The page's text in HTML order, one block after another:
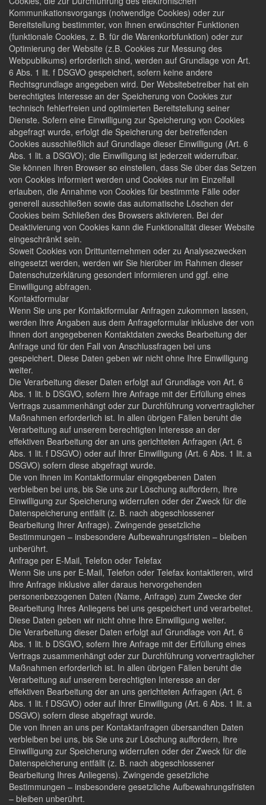
Kommunikationsvorgangs (notwendige Cookies) oder zur
Bereitstellung bestimmter, von Ihnen erwünschter Funktionen
(funktionale Cookies, z. B. für die Warenkorbfunktion) oder zur
Optimierung der Website (z.B. Cookies zur Messung des
Webpublikums) erforderlich sind, werden auf Grundlage von Art.
6 Abs. 1 lit. f DSGVO gespeichert, sofern keine andere
Rechtsgrundlage angegeben wird. Der Websitebetreiber hat ein
berechtigtes Interesse an der Speicherung von Cookies zur
technisch fehlerfreien und optimierten Bereitstellung seiner
Dienste. Sofern eine Einwilligung zur Speicherung von Cookies
abgefragt wurde, erfolgt die Speicherung der betreffenden
Cookies ausschließlich auf Grundlage dieser Einwilligung (Art. 6
Abs. 1 lit. a DSGVO); die Einwilligung ist jederzeit widerrufbar.
Sie können Ihren Browser so einstellen, dass Sie über das Setzen
von Cookies informiert werden und Cookies nur im Einzelfall
erlauben, die Annahme von Cookies für bestimmte Fälle oder
generell ausschließen sowie das automatische Löschen der
Cookies beim Schließen des Browsers aktivieren. Bei der
Deaktivierung von Cookies kann die Funktionalität dieser Website
eingeschränkt sein.
Soweit Cookies von Drittunternehmen oder zu Analysezwecken
eingesetzt werden, werden wir Sie hierüber im Rahmen dieser
Datenschutzerklärung gesondert informieren und ggf. eine
Einwilligung abfragen.
Kontaktformular
Wenn Sie uns per Kontaktformular Anfragen zukommen lassen,
werden Ihre Angaben aus dem Anfrageformular inklusive der von
Ihnen dort angegebenen Kontaktdaten zwecks Bearbeitung der
Anfrage und für den Fall von Anschlussfragen bei uns
gespeichert. Diese Daten geben wir nicht ohne Ihre Einwilligung
weiter.
Die Verarbeitung dieser Daten erfolgt auf Grundlage von Art. 6
Abs. 1 lit. b DSGVO, sofern Ihre Anfrage mit der Erfüllung eines
Vertrags zusammenhängt oder zur Durchführung vorvertraglicher
Maßnahmen erforderlich ist. In allen übrigen Fällen beruht die
Verarbeitung auf unserem berechtigten Interesse an der
effektiven Bearbeitung der an uns gerichteten Anfragen (Art. 6
Abs. 1 lit. f DSGVO) oder auf Ihrer Einwilligung (Art. 6 Abs. 1 lit. a
DSGVO) sofern diese abgefragt wurde.
Die von Ihnen im Kontaktformular eingegebenen Daten
verbleiben bei uns, bis Sie uns zur Löschung auffordern, Ihre
Einwilligung zur Speicherung widerrufen oder der Zweck für die
Datenspeicherung entfällt (z. B. nach abgeschlossener
Bearbeitung Ihrer Anfrage). Zwingende gesetzliche
Bestimmungen – insbesondere Aufbewahrungsfristen – bleiben
unberührt.
Anfrage per E-Mail, Telefon oder Telefax
Wenn Sie uns per E-Mail, Telefon oder Telefax kontaktieren, wird
Ihre Anfrage inklusive aller daraus hervorgehenden
personenbezogenen Daten (Name, Anfrage) zum Zwecke der
Bearbeitung Ihres Anliegens bei uns gespeichert und verarbeitet.
Diese Daten geben wir nicht ohne Ihre Einwilligung weiter.
Die Verarbeitung dieser Daten erfolgt auf Grundlage von Art. 6
Abs. 1 lit. b DSGVO, sofern Ihre Anfrage mit der Erfüllung eines
Vertrags zusammenhängt oder zur Durchführung vorvertraglicher
Maßnahmen erforderlich ist. In allen übrigen Fällen beruht die
Verarbeitung auf unserem berechtigten Interesse an der
effektiven Bearbeitung der an uns gerichteten Anfragen (Art. 6
Abs. 1 lit. f DSGVO) oder auf Ihrer Einwilligung (Art. 6 Abs. 1 lit. a
DSGVO) sofern diese abgefragt wurde.
Die von Ihnen an uns per Kontaktanfragen übersandten Daten
verbleiben bei uns, bis Sie uns zur Löschung auffordern, Ihre
Einwilligung zur Speicherung widerrufen oder der Zweck für die
Datenspeicherung entfällt (z. B. nach abgeschlossener
Bearbeitung Ihres Anliegens). Zwingende gesetzliche
Bestimmungen – insbesondere gesetzliche Aufbewahrungsfristen
– bleiben unberührt.